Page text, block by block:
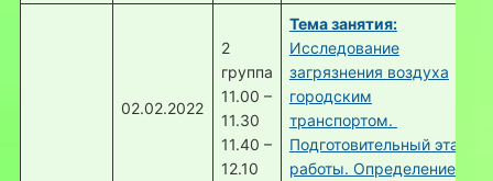
02.02.2022
2
группа
11.00 –
11.30
11.40 –
12.10
Тема занятия:
Исследование
загрязнения воздуха
городским
транспортом.
Подготовительный этап
работы. Определение